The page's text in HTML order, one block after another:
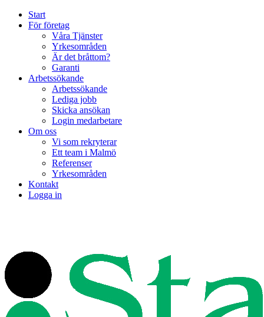
Start
För företag
Våra Tjänster
Yrkesområden
Är det bråttom?
Garanti
Arbetssökande
Arbetssökande
Lediga jobb
Skicka ansökan
Login medarbetare
Om oss
Vi som rekryterar
Ett team i Malmö
Referenser
Yrkesområden
Kontakt
Logga in